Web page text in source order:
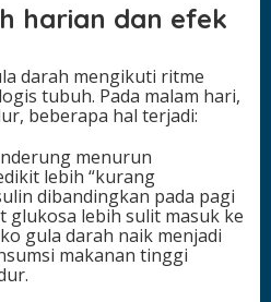
harian dan efek
darah mengikuti ritme
tubuh. Pada malam hari,
beberapa hal terjadi:
menurun
lebih “kurang
dibandingkan pada pagi
glukosa lebih sulit masuk ke
gula darah naik menjadi
makanan tinggi